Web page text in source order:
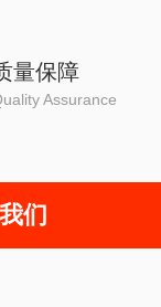
量保障
Assurance
们